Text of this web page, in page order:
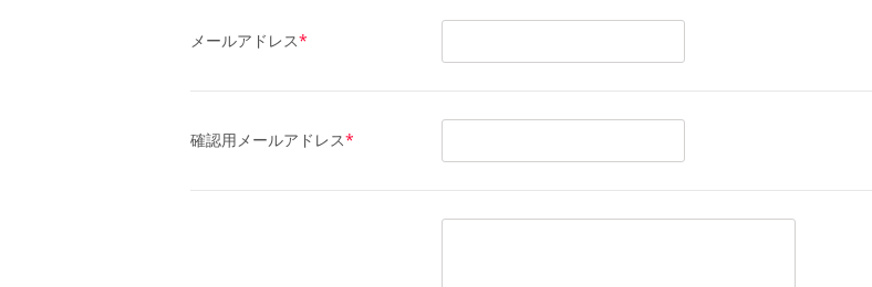
メールアドレス*
確認用メールアドレス*